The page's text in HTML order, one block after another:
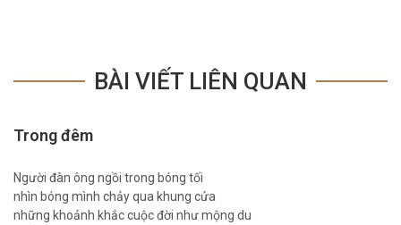
BÀI VIẾT LIÊN QUAN
Trong đêm
Người đàn ông ngồi trong bóng tối
nhìn bóng mình chảy qua khung cửa
những khoảnh khắc cuộc đời như mộng du